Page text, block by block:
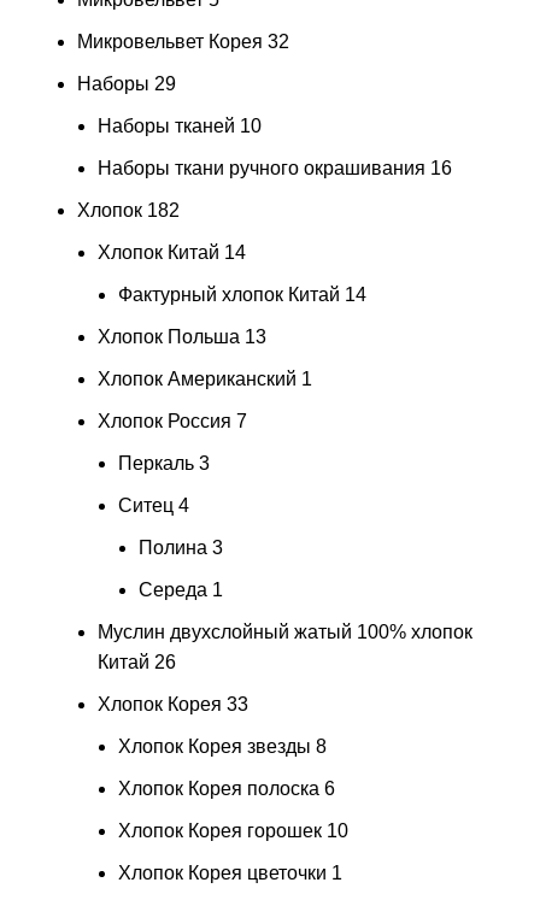
Микровельвет Корея 32
Наборы 29
Наборы тканей 10
Наборы ткани ручного окрашивания 16
Хлопок 182
Хлопок Китай 14
Фактурный хлопок Китай 14
Хлопок Польша 13
Хлопок Американский 1
Хлопок Россия 7
Перкаль 3
Ситец 4
Полина 3
Середа 1
Муслин двухслойный жатый 100% хлопок
Китай 26
Хлопок Корея 33
Хлопок Корея звезды 8
Хлопок Корея полоска 6
Хлопок Корея горошек 10
Хлопок Корея цветочки 1